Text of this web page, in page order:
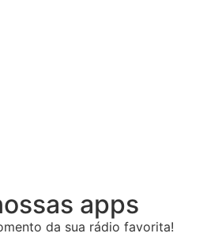
apps
da sua rádio favorita!